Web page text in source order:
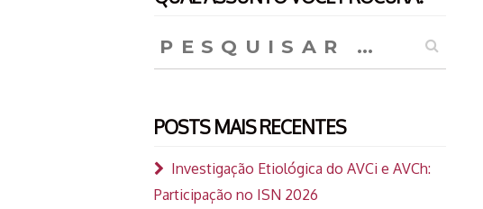
por:
POSTS MAIS RECENTES
Investigação Etiológica do AVCi e AVCh:
Participação no ISN 2026